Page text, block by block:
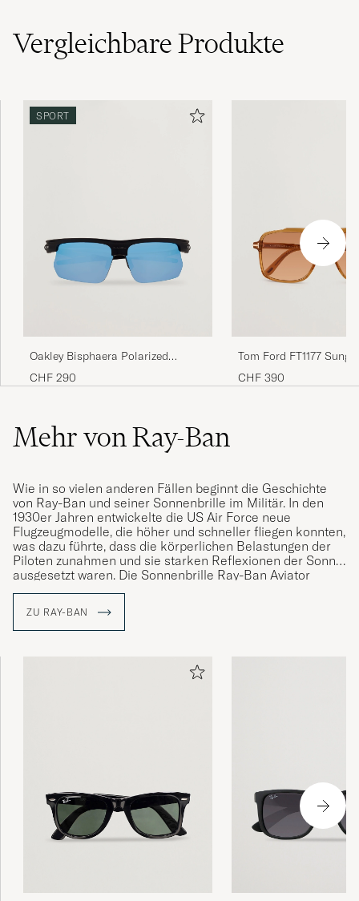
VergleichbareProdukte
SPORT
Oakley Bisphaera Polarized
Sunglasses Matte Black
CHF 290
Tom Ford FT1177
Yellow
CHF 390
Mehr von Ray-Ban
Wie in so vielen anderen Fällen beginnt die Geschichte
von Ray-Ban und seiner Sonnenbrille im Militär. In den
1930er Jahren entwickelte die US Air Force neue
Flugzeugmodelle, die höher und schneller fliegen konnten,
was dazu führte, dass die körperlichen Belastungen der
Piloten zunahmen und sie starken Reflexionen der Sonne
ausgesetzt waren. Die Sonnenbrille Ray-Ban Aviator
wurde entwickelt, um die Augen der Piloten zu schützen
Eine legendäre Marke war geboren.
ZU RAY-BAN